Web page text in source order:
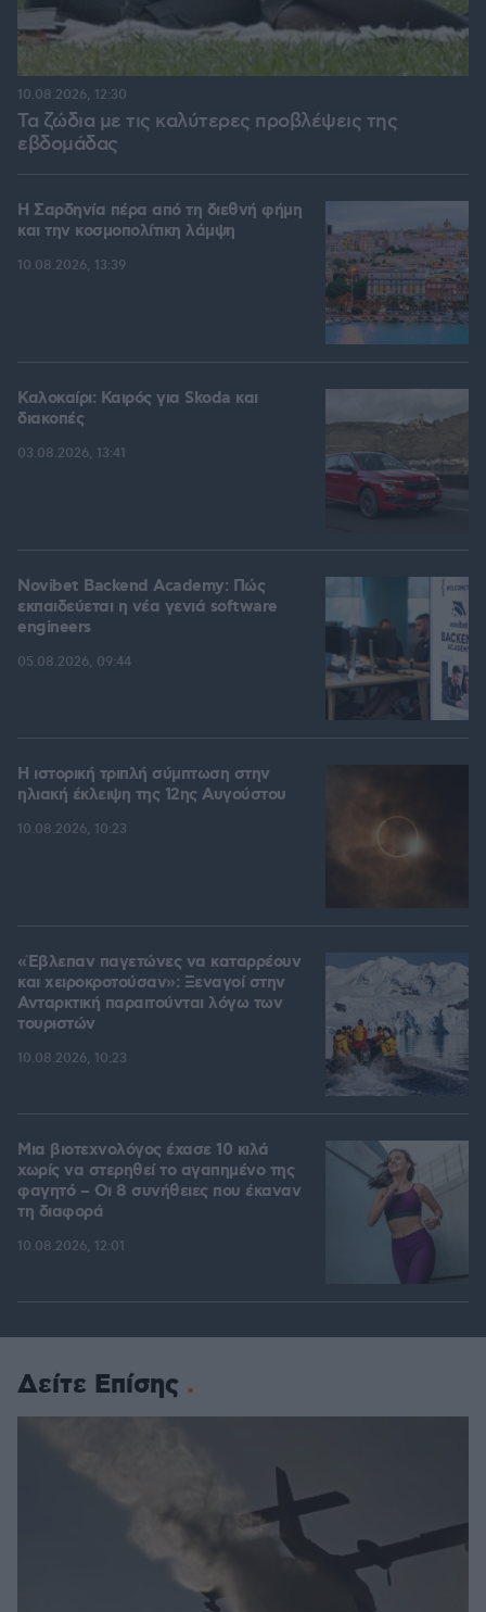
Τα ζώδια με τις καλύτερες προβλέψεις της
εβδομάδας
10.08.2026, 12:30
Η Σαρδηνία πέρα από τη διεθνή φήμη
και την κοσμοπολίτικη λάμψη
10.08.2026, 13:39
Καλοκαίρι: Καιρός για Skoda και
διακοπές
03.08.2026, 13:41
Novibet Backend Academy: Πώς
εκπαιδεύεται η νέα γενιά software
engineers
05.08.2026, 09:44
Η ιστορική τριπλή σύμπτωση στην
ηλιακή έκλειψη της 12ης Αυγούστου
10.08.2026, 10:23
«Έβλεπαν παγετώνες να καταρρέουν
και χειροκροτούσαν»: Ξεναγοί στην
Ανταρκτική παραιτούνται λόγω των
τουριστών
10.08.2026, 10:23
Μια βιοτεχνολόγος έχασε 10 κιλά
χωρίς να στερηθεί το αγαπημένο της
φαγητό – Οι 8 συνήθειες που έκαναν
τη διαφορά
10.08.2026, 12:01
Δείτε Επίσης